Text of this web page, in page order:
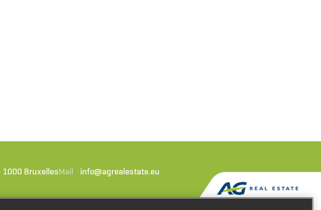
1000 BruxellesMail info@agrealestate.eu